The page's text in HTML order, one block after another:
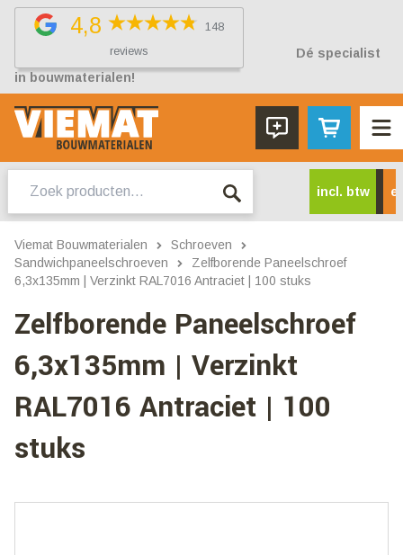
4,8
148
reviews
Dé specialist
in bouwmaterialen!
naar:
incl. btw
Viemat Bouwmaterialen
Schroeven
Sandwichpaneelschroeven
Zelfborende Paneelschroef
6,3x135mm | Verzinkt RAL7016 Antraciet | 100 stuks
Zelfborende Paneelschroef
6,3x135mm | Verzinkt
RAL7016 Antraciet | 100
stuks